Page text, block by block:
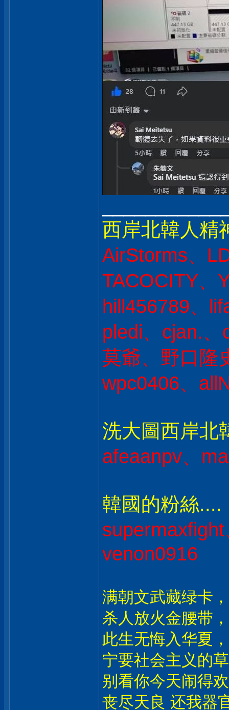
西岸北韓人精
AirStorms、
TACOCITY、
hill456789、
pledi、cjan.
莫爺、野口隆
wpc0406、
洗大圖西岸北
afeaanpv、
韓國的粉絲....
venon0916
满朝文武藏绿卡
杀人放火金腰带
此生无悔入华夏
宁要社会主义的
别看你今天闹得
丧尽天良 还我器